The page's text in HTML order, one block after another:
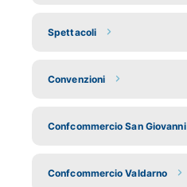
Spettacoli
Convenzioni
Confcommercio San Giovanni
Confcommercio Valdarno